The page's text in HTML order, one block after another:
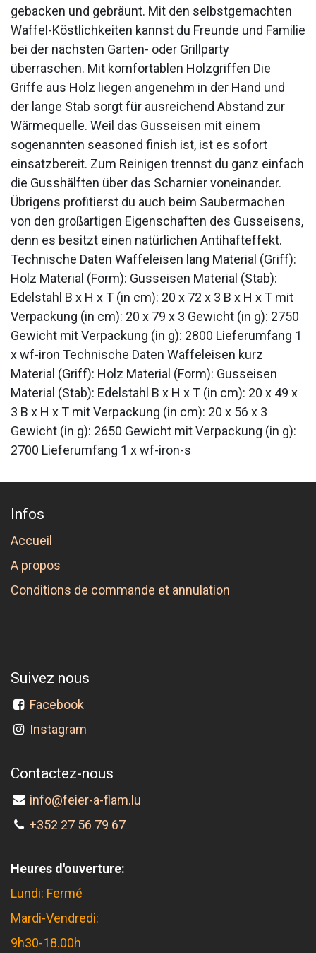
gebacken und gebräunt. Mit den selbstgemachten
Waffel-Köstlichkeiten kannst du Freunde und Familie
bei der nächsten Garten- oder Grillparty
überraschen. Mit komfortablen Holzgriffen Die
Griffe aus Holz liegen angenehm in der Hand und
der lange Stab sorgt für ausreichend Abstand zur
Wärmequelle. Weil das Gusseisen mit einem
sogenannten seasoned finish ist, ist es sofort
einsatzbereit. Zum Reinigen trennst du ganz einfach
die Gusshälften über das Scharnier voneinander.
Übrigens profitierst du auch beim Saubermachen
von den großartigen Eigenschaften des Gusseisens,
denn es besitzt einen natürlichen Antihafteffekt.
Technische Daten Waffeleisen lang Material (Griff):
Holz Material (Form): Gusseisen Material (Stab):
Edelstahl B x H x T (in cm): 20 x 72 x 3 B x H x T mit
Verpackung (in cm): 20 x 79 x 3 Gewicht (in g): 2750
Gewicht mit Verpackung (in g): 2800 Lieferumfang 1
x wf-iron Technische Daten Waffeleisen kurz
Material (Griff): Holz Material (Form): Gusseisen
Material (Stab): Edelstahl B x H x T (in cm): 20 x 49 x
3 B x H x T mit Verpackung (in cm): 20 x 56 x 3
Gewicht (in g): 2650 Gewicht mit Verpackung (in g):
2700 Lieferumfang 1 x wf-iron-s
Infos
Accueil
A propos
Conditions de commande et annulation
Suivez nous
Facebook
Instagram
Contactez-nous
info@feier-a-flam.lu
+352 27 56 79 67
Heures d'ouverture:
Lundi: Fermé
Mardi-Vendredi:
9h30-18.00h